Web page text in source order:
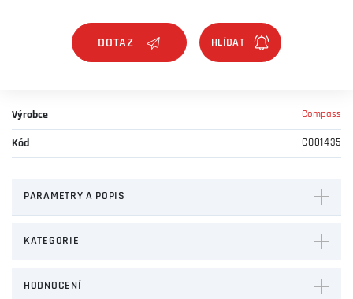
DOTAZ
Výrobce Compass
Kód CO01435
PARAMETRY A POPIS
KATEGORIE
HODNOCENÍ